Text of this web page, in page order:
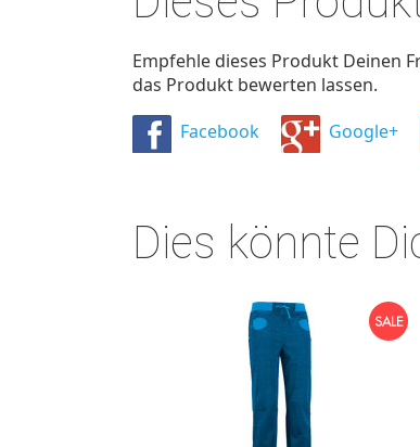
Empfehle dieses Produkt Deinen
das Produkt bewerten lassen.
Facebook
Google+
Dies könnte